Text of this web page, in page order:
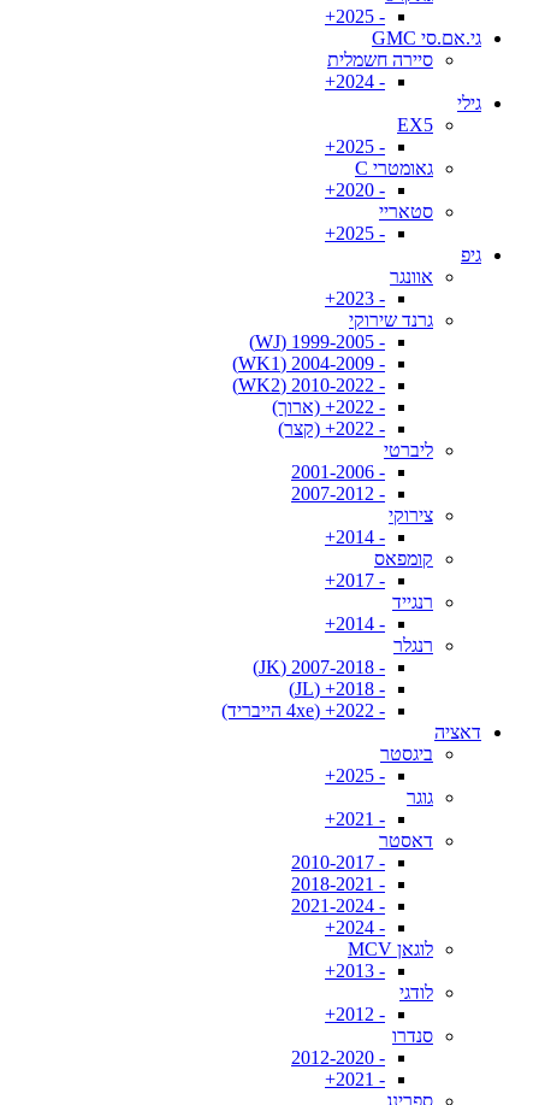
- 2025+
גי.אם.סי GMC
סיירה חשמלית
- 2024+
גילי
EX5
- 2025+
גאומטרי C
- 2020+
סטאריי
- 2025+
גיפ
אוונגר
- 2023+
גרנד שירוקי
- 1999-2005 (WJ)
- 2004-2009 (WK1)
- 2010-2022 (WK2)
- 2022+ (ארוך)
- 2022+ (קצר)
ליברטי
- 2001-2006
- 2007-2012
צירוקי
- 2014+
קומפאס
- 2017+
רנגייד
- 2014+
רנגלר
- 2007-2018 (JK)
- 2018+ (JL)
- 2022+ (4xe הייבריד)
דאציה
ביגסטר
- 2025+
גוגר
- 2021+
דאסטר
- 2010-2017
- 2018-2021
- 2021-2024
- 2024+
לוגאן MCV
- 2013+
לודגי
- 2012+
סנדרו
- 2012-2020
- 2021+
ספרינג